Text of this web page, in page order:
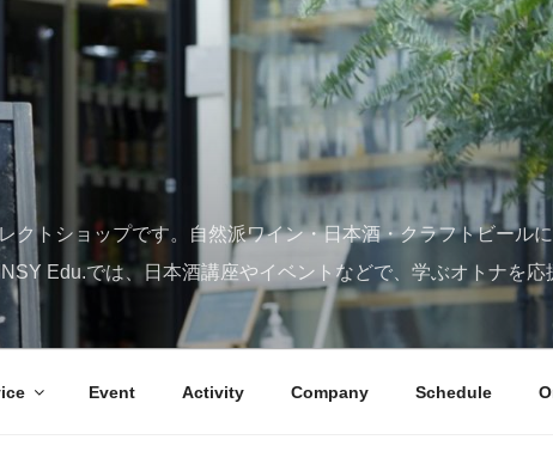
クトショップです。自然派ワイン・日本酒・クラフトビール
Edu.では、日本酒講座やイベントなどで、学ぶオトナを応
Event Activity Company Schedule